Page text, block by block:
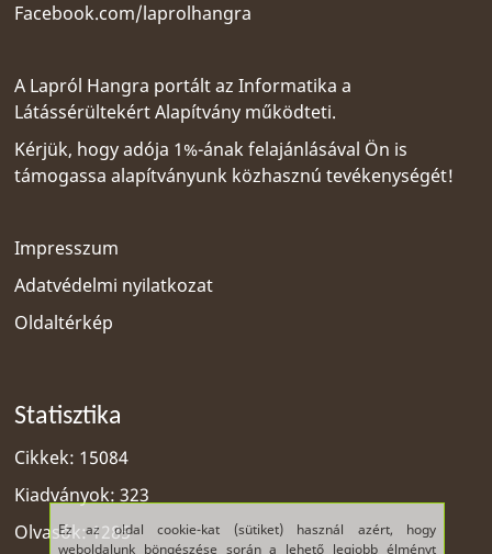
Ez az oldal cookie-kat (sütiket) használ azért, hogy
weboldalunk böngészése során a lehető legjobb élményt
Facebook.com/laprolhangra
A Lapról Hangra portált azInformatika a
Látássérültekért Alapítvány működteti.
Kérjük, hogy adója 1%-ának felajánlásával Ön is
támogassa alapítványunk közhasznú tevékenységét!
Impresszum
Adatvédelmi nyilatkozat
Oldaltérkép
Statisztika
Cikkek: 15084
Kiadványok: 323
Olvasók: 1285